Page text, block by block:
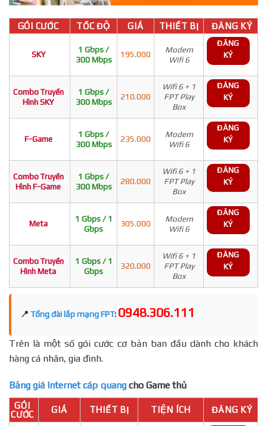
GÓI CƯỚC TỐC ĐỘ GIÁ THIẾT BỊ ĐĂNG KÝ
SKY
1 Gbps /
300 Mbps
195.000
Modem
Wifi 6
ĐĂNG
KÝ
Combo Truyền
Hình SKY
1 Gbps /
300 Mbps
210.000
Wifi 6 + 1
FPT Play
Box
ĐĂNG
KÝ
F-Game
1 Gbps /
300 Mbps
235.000
Modem
Wifi 6
ĐĂNG
KÝ
Combo Truyền
Hình F-Game
1 Gbps /
300 Mbps
280.000
Wifi 6 + 1
FPT Play
Box
ĐĂNG
KÝ
Meta
1 Gbps / 1
Gbps
305.000
Modem
Wifi 6
ĐĂNG
KÝ
Combo Truyền
Hình Meta
1 Gbps / 1
Gbps
320.000
Wifi 6 + 1
FPT Play
Box
ĐĂNG
KÝ
📍 Tổng đài lắp mạng FPT: 0948.306.111
Trên là một số gói cước cơ bản ban đầu dành cho khách
hàng cá nhân, gia đình.
Bảng giá Internet cáp quang cho Game thủ
GÓI
CƯỚC
GIÁ THIẾT BỊ TIỆN ÍCH ĐĂNG KÝ